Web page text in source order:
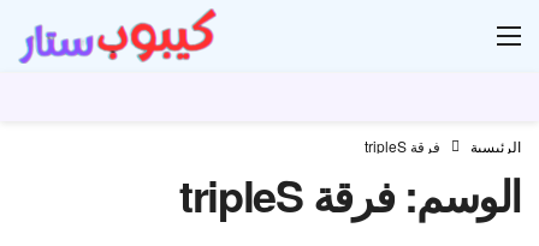
الرئيسية فرقة tripleS
الوسم:فرقة tripleS